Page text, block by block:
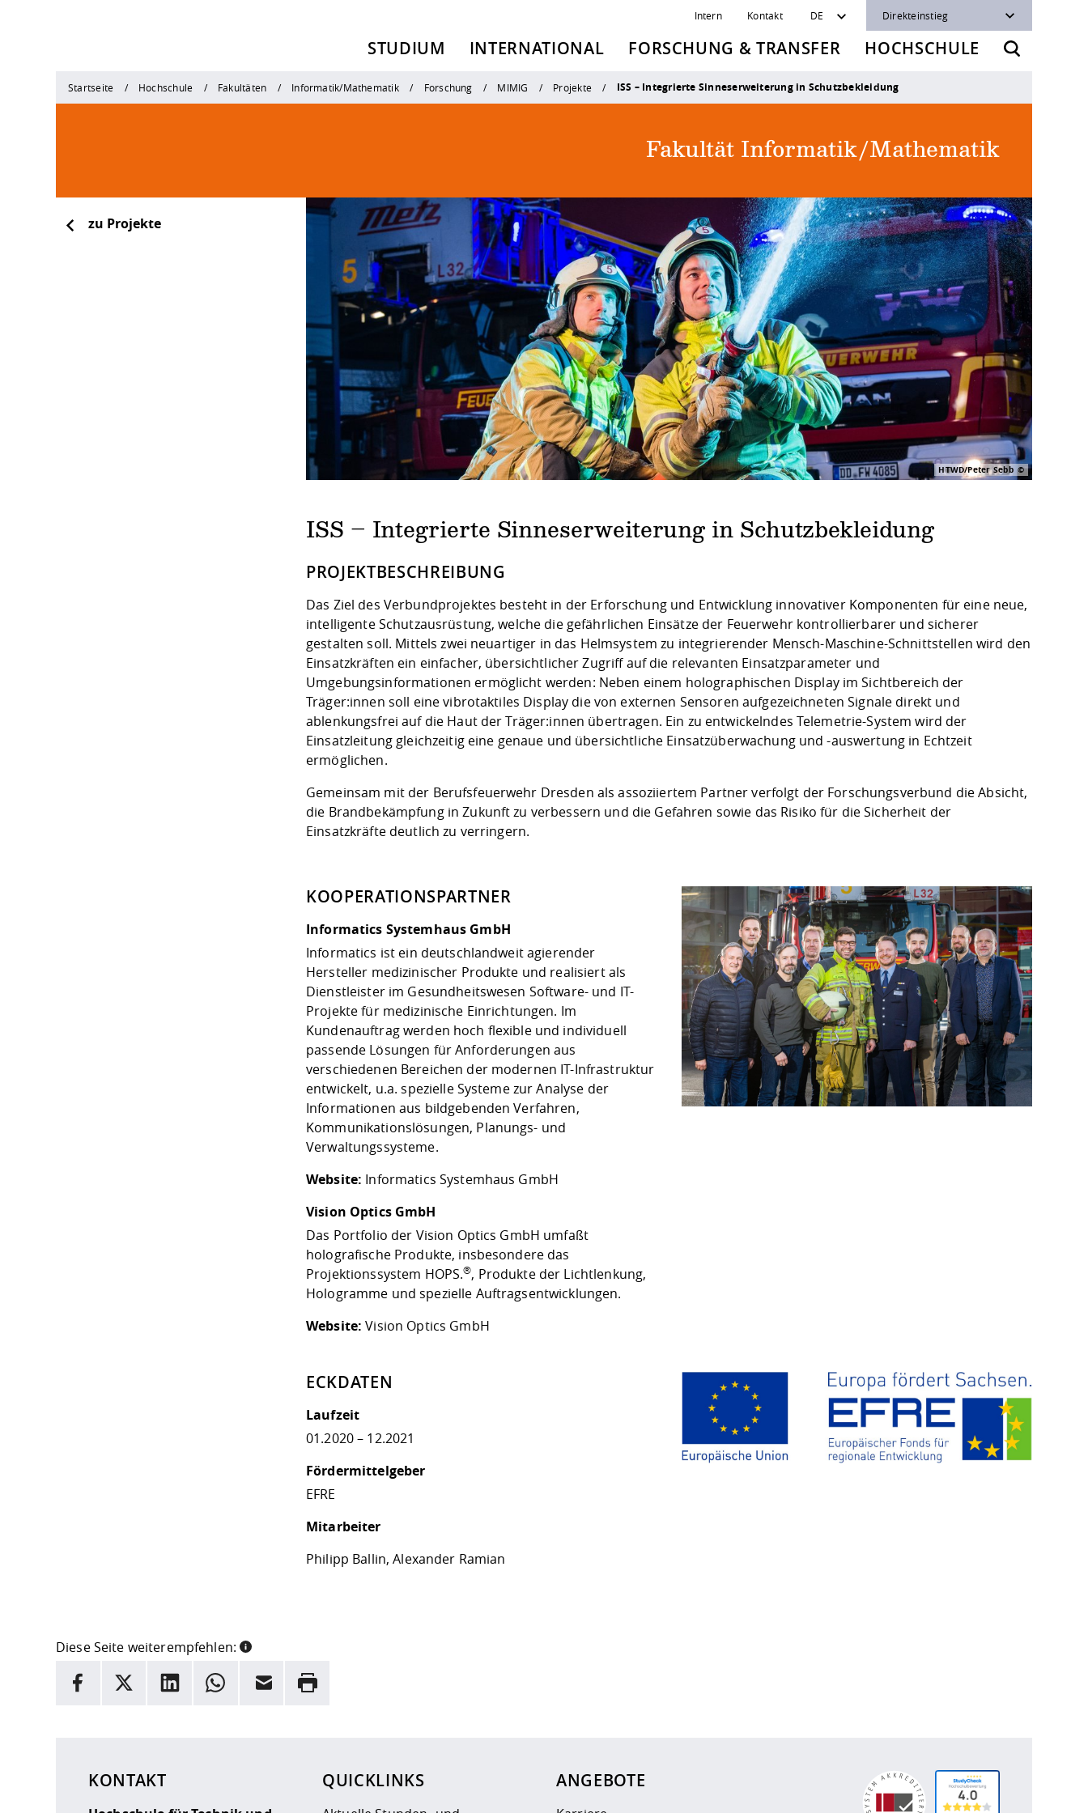
Intern Kontakt DE Direkteinstieg
STUDIUM INTERNATIONAL FORSCHUNG & TRANSFER HOCHSCHULE
Startseite Hochschule Fakultäten Informatik/Mathematik Forschung MIMIG Projekte ISS – Integrierte Sinneserweiterung in Schutzbekleidung
Fakultät Informatik/Mathematik
zu Projekte
HTWD/Peter Sebb
ISS – Integrierte Sinneserweiterung in Schutzbekleidung
PROJEKTBESCHREIBUNG
Das Ziel des Verbundprojektes besteht in der Erforschung und Entwicklung innovativer Komponenten für eine neue,
intelligente Schutzausrüstung, welche die gefährlichen Einsätze der Feuerwehr kontrollierbarer und sicherer
gestalten soll. Mittels zwei neuartiger in das Helmsystem zu integrierender Mensch-Maschine-Schnittstellen wird den
Einsatzkräften ein einfacher, übersichtlicher Zugriff auf die relevanten Einsatzparameter und
Umgebungsinformationen ermöglicht werden: Neben einem holographischen Display im Sichtbereich der
Träger:innen soll eine vibrotaktiles Display die von externen Sensoren aufgezeichneten Signale direkt und
ablenkungsfrei auf die Haut der Träger:innen übertragen. Ein zu entwickelndes Telemetrie-System wird der
Einsatzleitung gleichzeitig eine genaue und übersichtliche Einsatzüberwachung und -auswertung in Echtzeit
ermöglichen.
Gemeinsam mit der Berufsfeuerwehr Dresden als assoziiertem Partner verfolgt der Forschungsverbund die Absicht,
die Brandbekämpfung in Zukunft zu verbessern und die Gefahren sowie das Risiko für die Sicherheit der
Einsatzkräfte deutlich zu verringern.
KOOPERATIONSPARTNER
Informatics Systemhaus GmbH
Informatics ist ein deutschlandweit agierender
Hersteller medizinischer Produkte und realisiert als
Dienstleister im Gesundheitswesen Software- und IT-
Projekte für medizinische Einrichtungen. Im
Kundenauftrag werden hoch flexible und individuell
passende Lösungen für Anforderungen aus
verschiedenen Bereichen der modernen IT-Infrastruktur
entwickelt, u.a. spezielle Systeme zur Analyse der
Informationen aus bildgebenden Verfahren,
Kommunikationslösungen, Planungs- und
Verwaltungssysteme.
Website: Informatics Systemhaus GmbH
Vision Optics GmbH
Das Portfolio der Vision Optics GmbH umfaßt
holografische Produkte, insbesondere das
Projektionssystem HOPS.®, Produkte der Lichtlenkung,
Hologramme und spezielle Auftragsentwicklungen.
Website: Vision Optics GmbH
ECKDATEN
Laufzeit
01.2020 – 12.2021
Fördermittelgeber
EFRE
Mitarbeiter
Philipp Ballin, Alexander Ramian
Diese Seite weiterempfehlen:
INFORMATION
Facebook
X LinkedInWhatsappE-Mail Drucken
KONTAKT QUICKLINKS ANGEBOTE